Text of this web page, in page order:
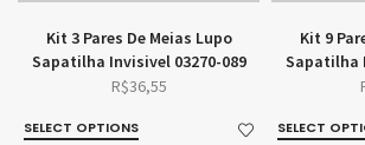
Kit 3 Pares De Meias Lupo
Sapatilha Invisivel 03270-089
R$36,55
SELECT OPTIONS
Kit 9
Sapatilha
SELECT